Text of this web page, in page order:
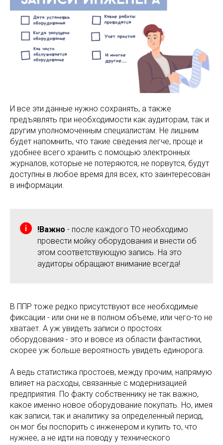
И все эти данные нужно сохранять, а также
предъявлять при необходимости как аудиторам, так и
другим уполномоченным специалистам. Не лишним
будет напомнить, что такие сведения легче, проще и
удобнее всего хранить с помощью электронных
журналов, которые не потеряются, не порвутся, будут
доступны в любое время для всех, кто заинтересован
в информации.
!Важно - после каждого ТО необходимо
провести мойку оборудования и внести об
этом соответствующую запись. На это
аудиторы обращают внимание всегда!
В ППР тоже редко присутствуют все необходимые
фиксации - или они не в полном объеме, или чего-то не
хватает. А уж увидеть записи о простоях
оборудования - это и вовсе из области фантастики,
скорее уж больше вероятность увидеть единорога.
А ведь статистика простоев, между прочим, напрямую
влияет на расходы, связанные с модернизацией
предприятия. По факту собственнику не так важно,
какое именно новое оборудование покупать. Но, имея
как записи, так и аналитику за определенный период,
он мог бы поспорить с инженером и купить то, что
нужнее, а не идти на поводу у технического